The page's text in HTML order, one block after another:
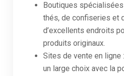
Boutiques
thés, de confiseries et
d’excellents endroits
produits originaux.
Sites de vente en ligne
un large choix avec la